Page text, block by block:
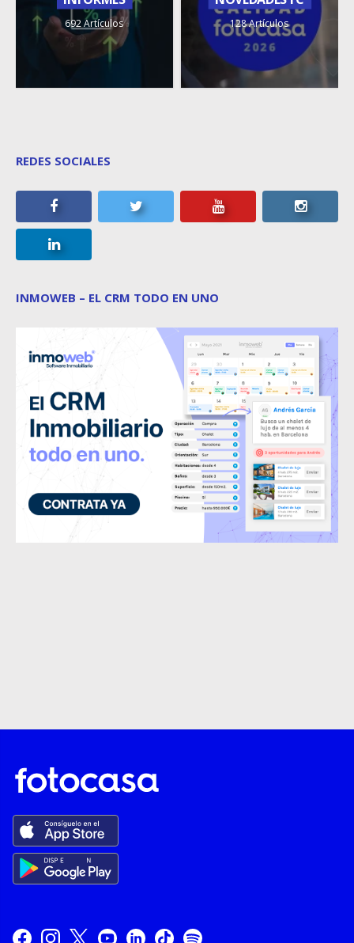
692 Artículos 128 Artículos
REDES SOCIALES
INMOWEB – EL CRM TODO EN UNO